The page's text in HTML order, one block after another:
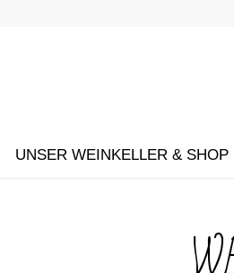
UNSER WEINKELLER & SHOP